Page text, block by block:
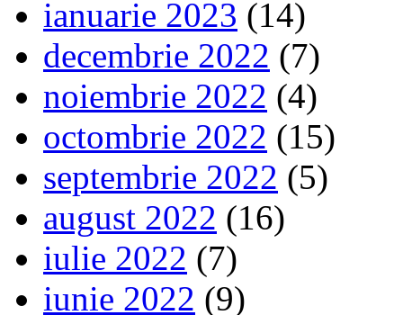
ianuarie 2023 (14)
decembrie 2022 (7)
noiembrie 2022 (4)
octombrie 2022 (15)
septembrie 2022 (5)
august 2022 (16)
iulie 2022 (7)
iunie 2022 (9)